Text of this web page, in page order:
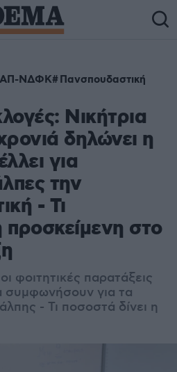
ΝΔΦΚ Πανσπουδαστική
Νικήτρια
δηλώνει η
για
την
- Τι
προσκείμενη στο
φοιτητικές παρατάξεις
συμφωνήσουν για τα
- Τι ποσοστά δίνει η